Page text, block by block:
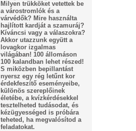
Milyen trükköket vetettek be
a várostromlók és a
várvédők? Mire használta
hajlított kardját a szamuráj?
Kíváncsi vagy a válaszokra?
Akkor utazzunk együtt a
lovagkor izgalmas
világában! 100 állomáson
100 kalandban lehet részed!
S miközben bepillantást
nyersz egy rég letűnt kor
érdekfeszítő eseményeibe,
különös szereplőinek
életébe, a kvízkérdésekkel
tesztelheted tudásodat, és
kézügyességed is próbára
teheted, ha megvalósítod a
feladatokat.